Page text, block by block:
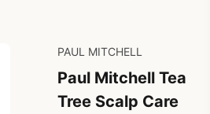
PAUL MITCHELL
Paul Mitchell Tea
Tree Scalp Care